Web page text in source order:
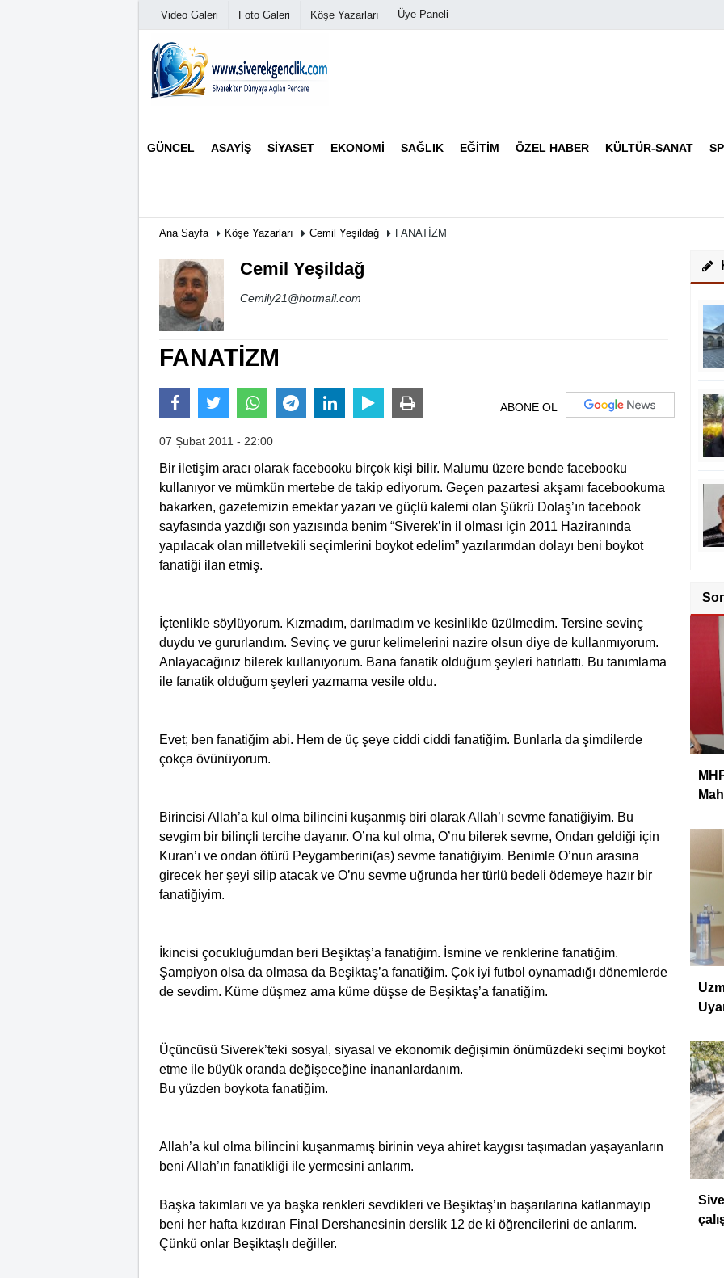
Video Galeri Foto Galeri Köşe Yazarları Üye Paneli
GÜNCEL ASAYIŞ SIYASET EKONOMI SAĞLIK EĞITIM ÖZEL HABER KÜLTÜR-SANAT
Haber Arşivi
Video Galeri
Ana Sayfa Köşe Yazarları Cemil Yeşildağ FANATİZM
Cemil Yeşildağ
Cemily21@hotmail.com
FANATİZM
ABONE OL
07 Şubat 2011 - 22:00
Bir iletişim aracı olarak facebooku birçok kişi bilir. Malumu üzere bende facebooku
kullanıyor ve mümkün mertebe de takip ediyorum. Geçen pazartesi akşamı facebookuma
bakarken, gazetemizin emektar yazarı ve güçlü kalemi olan Şükrü Dolaş’ın facebook
sayfasında yazdığı son yazısında benim “Siverek’in il olması için 2011 Haziranında
yapılacak olan milletvekili seçimlerini boykot edelim” yazılarımdan dolayı beni boykot
fanatiği ilan etmiş.
İçtenlikle söylüyorum. Kızmadım, darılmadım ve kesinlikle üzülmedim. Tersine sevinç
duydu ve gururlandım. Sevinç ve gurur kelimelerini nazire olsun diye de kullanmıyorum.
Anlayacağınız bilerek kullanıyorum. Bana fanatik olduğum şeyleri hatırlattı. Bu tanımlama
ile fanatik olduğum şeyleri yazmama vesile oldu.
Evet; ben fanatiğim abi. Hem de üç şeye ciddi ciddi fanatiğim. Bunlarla da şimdilerde
çokça övünüyorum.
Birincisi Allah’a kul olma bilincini kuşanmış biri olarak Allah’ı sevme fanatiğiyim. Bu
sevgim bir bilinçli tercihe dayanır. O’na kul olma, O’nu bilerek sevme, Ondan geldiği için
Kuran’ı ve ondan ötürü Peygamberini(as) sevme fanatiğiyim. Benimle O’nun arasına
girecek her şeyi silip atacak ve O’nu sevme uğrunda her türlü bedeli ödemeye hazır bir
fanatiğiyim.
İkincisi çocukluğumdan beri Beşiktaş’a fanatiğim. İsmine ve renklerine fanatiğim.
Şampiyon olsa da olmasa da Beşiktaş’a fanatiğim. Çok iyi futbol oynamadığı dönemlerde
de sevdim. Küme düşmez ama küme düşse de Beşiktaş’a fanatiğim.
Üçüncüsü Siverek’teki sosyal, siyasal ve ekonomik değişimin önümüzdeki seçimi boykot
etme ile büyük oranda değişeceğine inananlardanım.
Bu yüzden boykota fanatiğim.
Allah’a kul olma bilincini kuşanmamış birinin veya ahiret kaygısı taşımadan yaşayanların
beni Allah’ın fanatikliği ile yermesini anlarım.
Başka takımları ve ya başka renkleri sevdikleri ve Beşiktaş’ın başarılarına katlanmayıp
beni her hafta kızdıran Final Dershanesinin derslik 12 de ki öğrencilerini de anlarım.
Çünkü onlar Beşiktaşlı değiller.